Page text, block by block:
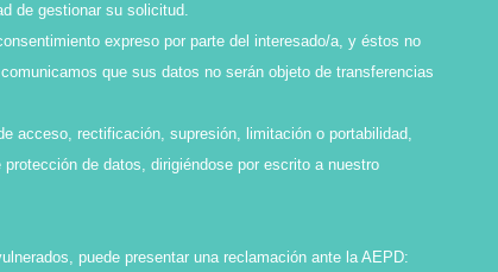
de gestionar su solicitud.
expreso por parte del interesado/a, y éstos no
que sus datos no serán objeto de transferencias
acceso, rectificación, supresión, limitación o portabilidad,
de datos, dirigiéndose por escrito a nuestro
puede presentar una reclamación ante la AEPD: